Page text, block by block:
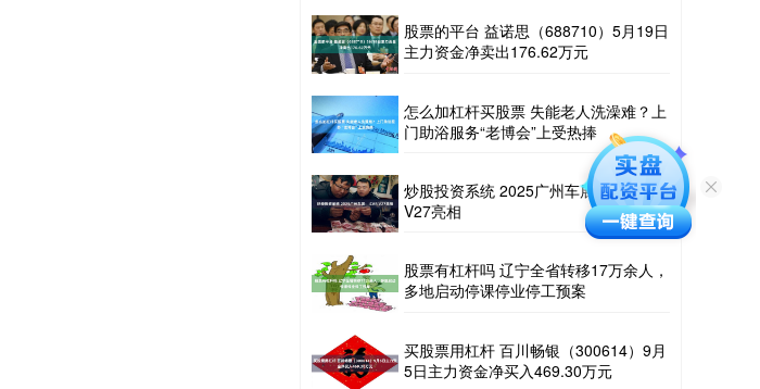
股票的平台 益诺思（688710）5月19日
主力资金净卖出176.62万元
怎么加杠杆买股票 失能老人洗澡难？上
门助浴服务“老博会”上受热捧
炒股投资系统 2025广州车展：iCAR
V27亮相
股票有杠杆吗 辽宁全省转移17万余人，
多地启动停课停业停工预案
买股票用杠杆 百川畅银（300614）9月
5日主力资金净买入469.30万元